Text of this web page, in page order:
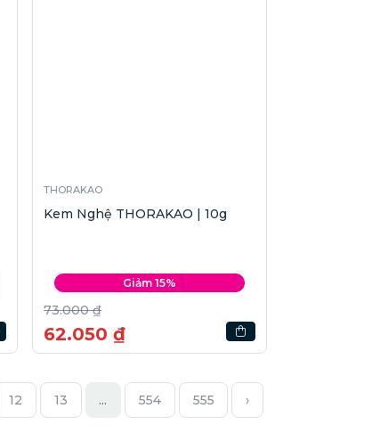
THORAKAO
Kem Nghệ THORAKAO | 10g
Giảm 15%
73.000 ₫
62.050 ₫
12 13 ... 554 555 ›